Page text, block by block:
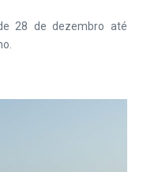
28 de dezembro até